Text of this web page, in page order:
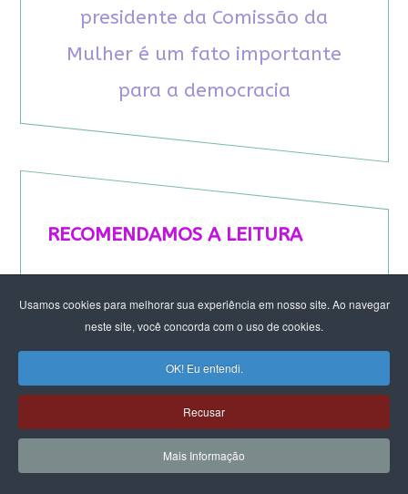
Usamos cookies para melhorar sua experiência em nosso site. Ao navegar
neste site, você concorda com o uso de cookies.
OK! Eu entendi.
Recusar
Mais Informação
presidente da Comissão da
Mulher é um fato importante
para a democracia
RECOMENDAMOS A LEITURA
antirracismo são indissociáveis na luta
anticapitalista
Rap transfeminista radical argentino na FLIPEI
Quem tem medo dos corpos trans?
Projetos de proteção às mulheres travados no
Congresso ameaçam a democracia
A revolução de Milton Santos